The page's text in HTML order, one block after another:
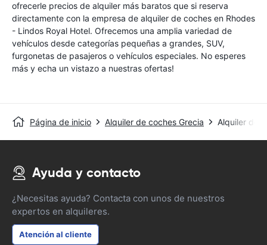
ofrecerle precios de alquiler más baratos que si reserva
directamente con la empresa de alquiler de coches en Rhodes
- Lindos Royal Hotel. Ofrecemos una amplia variedad de
vehículos desde categorías pequeñas a grandes, SUV,
furgonetas de pasajeros o vehículos especiales. No esperes
más y echa un vistazo a nuestras ofertas!
Página de inicio Alquiler de coches Grecia Alquiler de
Ayuda y contacto
¿Necesitas ayuda? Contacta con unos de nuestros
expertos en alquileres.
Atención al cliente